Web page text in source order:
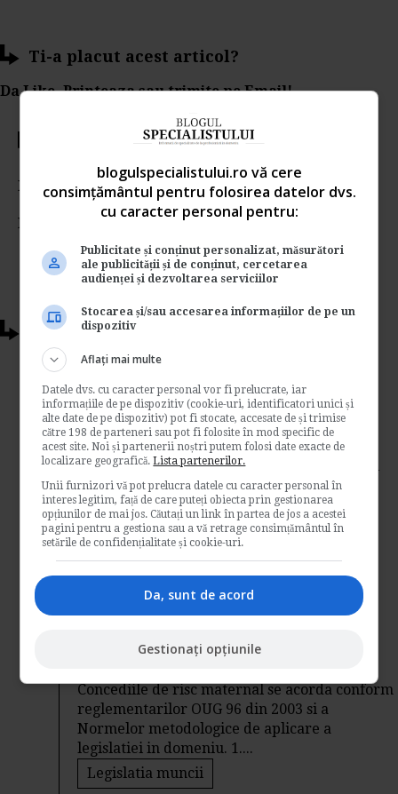
Ti-a placut acest articol?
Da Like, Printeaza sau trimite pe Email!
Votati articolul
Rating:
Nota:
Articole conexe
performanta poate duce la concedierea
salariatului?
deBlogul Specialistului
Da, este posibil, insa lucrurile sunt putin mai
complicate. Sunt anumite proceduri pe care
trebuie sa le respectam pentru a dispune
concedierea...
Legislatia muncii
→Citeste mai departe
Pasii pe care ii parcurgem in cazul
Concediile de risc maternal se acorda conform
reglementarilor OUG 96 din 2003 si a
Normelor metodologice de aplicare a
legislatiei in domeniu. 1....
Legislatia muncii
blogulspecialistului.ro vă cere
consimțământul pentru folosirea datelor dvs.
cu caracter personal pentru:
Publicitate și conținut personalizat, măsurători
ale publicității și de conținut, cercetarea
audienței și dezvoltarea serviciilor
Stocarea și/sau accesarea informațiilor de pe un
dispozitiv
Aflați mai multe
Datele dvs. cu caracter personal vor fi prelucrate, iar
informațiile de pe dispozitiv (cookie-uri, identificatori unici și
alte date de pe dispozitiv) pot fi stocate, accesate de și trimise
către 198 de parteneri sau pot fi folosite în mod specific de
acest site. Noi și partenerii noștri putem folosi date exacte de
localizare geografică.Lista partenerilor.
Unii furnizori vă pot prelucra datele cu caracter personal în
interes legitim, față de care puteți obiecta prin gestionarea
opțiunilor de mai jos. Căutați un link în partea de jos a acestei
pagini pentru a gestiona sau a vă retrage consimțământul în
setările de confidențialitate și cookie-uri.
Da, sunt de acord
Gestionați opțiunile